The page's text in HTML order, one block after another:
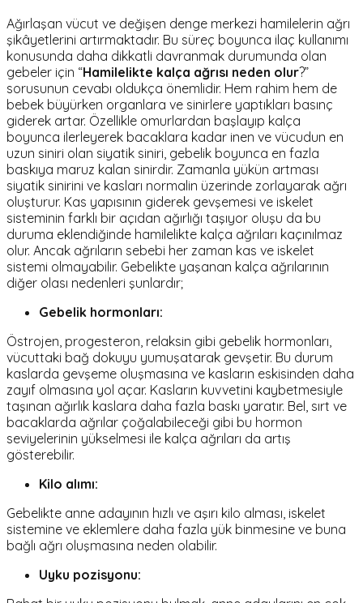
Ağırlaşan vücut ve değişen denge merkezi hamilelerin ağrı
şikâyetlerini artırmaktadır. Bu süreç boyunca ilaç kullanımı
konusunda daha dikkatli davranmak durumunda olan
gebeler için “Hamilelikte kalça ağrısı neden olur?”
sorusunun cevabı oldukça önemlidir. Hem rahim hem de
bebek büyürken organlara ve sinirlere yaptıkları basınç
giderek artar. Özellikle omurlardan başlayıp kalça
boyunca ilerleyerek bacaklara kadar inen ve vücudun en
uzun siniri olan siyatik siniri, gebelik boyunca en fazla
baskıya maruz kalan sinirdir. Zamanla yükün artması
siyatik sinirini ve kasları normalin üzerinde zorlayarak ağrı
oluşturur. Kas yapısının giderek gevşemesi ve iskelet
sisteminin farklı bir açıdan ağırlığı taşıyor oluşu da bu
duruma eklendiğinde hamilelikte kalça ağrıları kaçınılmaz
olur. Ancak ağrıların sebebi her zaman kas ve iskelet
sistemi olmayabilir. Gebelikte yaşanan kalça ağrılarının
diğer olası nedenleri şunlardır;
Gebelik hormonları:
Östrojen, progesteron, relaksin gibi gebelik hormonları,
vücuttaki bağ dokuyu yumuşatarak gevşetir. Bu durum
kaslarda gevşeme oluşmasına ve kasların eskisinden daha
zayıf olmasına yol açar. Kasların kuvvetini kaybetmesiyle
taşınan ağırlık kaslara daha fazla baskı yaratır. Bel, sırt ve
bacaklarda ağrılar çoğalabileceği gibi bu hormon
seviyelerinin yükselmesi ile kalça ağrıları da artış
gösterebilir.
Kilo alımı:
Gebelikte anne adayının hızlı ve aşırı kilo alması, iskelet
sistemine ve eklemlere daha fazla yük binmesine ve buna
bağlı ağrı oluşmasına neden olabilir.
Uyku pozisyonu: